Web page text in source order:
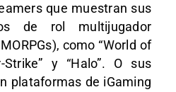
que muestran sus
de rol multijugador
como “World of
Strike” y “Halo”. O sus
plataformas de iGaming